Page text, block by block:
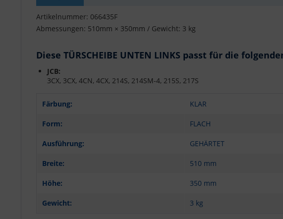
Artikelnummer: 066435F
Abmessungen: 510mm × 350mm / Gewicht: 3 kg
Diese TÜRSCHEIBE UNTEN LINKS passt für die
JCB:
3CX, 3CX, 4CN, 4CX, 214S, 214SM-4, 215S, 217S
Färbung: KLAR
Form: FLACH
Ausführung: GEHÄRTET
Breite: 510 mm
Höhe: 350 mm
Gewicht: 3 kg